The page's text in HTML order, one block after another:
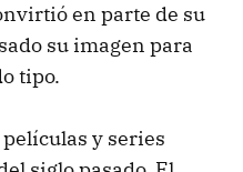
en parte de su
su imagen para
tipo.
y series